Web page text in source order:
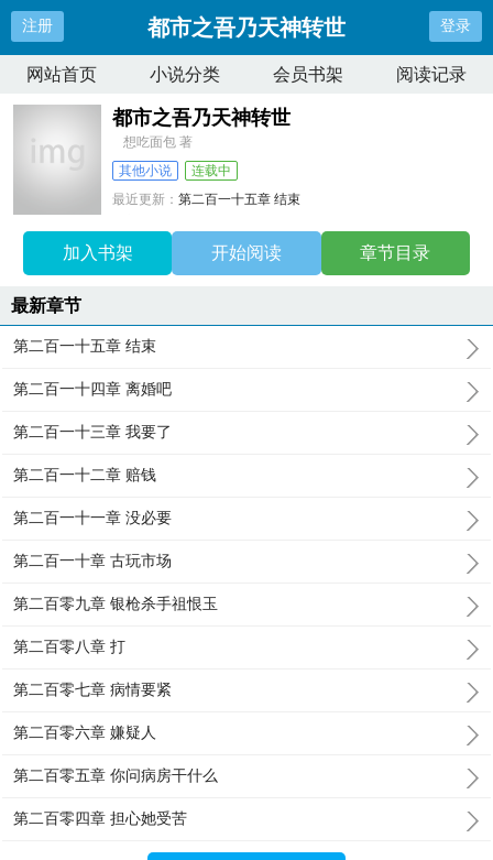
注册 都市之吾乃天神转世 登录
网站首页 小说分类 会员书架 阅读记录
都市之吾乃天神转世
想吃面包 著
其他小说
连载中
最近更新：第二百一十五章 结束
加入书架 开始阅读 章节目录
最新章节
第二百一十五章 结束
第二百一十四章 离婚吧
第二百一十三章 我要了
第二百一十二章 赔钱
第二百一十一章 没必要
第二百一十章 古玩市场
第二百零九章 银枪杀手祖恨玉
第二百零八章 打
第二百零七章 病情要紧
第二百零六章 嫌疑人
第二百零五章 你问病房干什么
第二百零四章 担心她受苦